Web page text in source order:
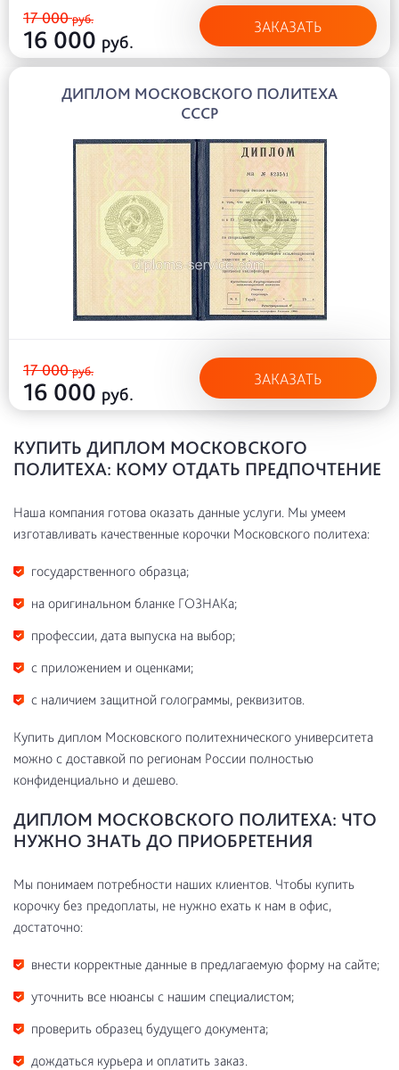
17 000руб.
16 000 руб.
ЗАКАЗАТЬ
ДИПЛОМ МОСКОВСКОГО ПОЛИТЕХА
СССР
17 000руб.
16 000 руб.
ЗАКАЗАТЬ
КУПИТЬ ДИПЛОМ МОСКОВСКОГО
ПОЛИТЕХА: КОМУ ОТДАТЬ ПРЕДПОЧТЕНИЕ
Наша компания готова оказать данные услуги. Мы умеем
изготавливать качественные корочки Московского политеха:
государственного образца;
на оригинальном бланке ГОЗНАКа;
профессии, дата выпуска на выбор;
с приложением и оценками;
с наличием защитной голограммы, реквизитов.
Купить диплом Московского политехнического университета
можно с доставкой по регионам России полностью
конфиденциально и дешево.
ДИПЛОМ МОСКОВСКОГО ПОЛИТЕХА: ЧТО
НУЖНО ЗНАТЬ ДО ПРИОБРЕТЕНИЯ
Мы понимаем потребности наших клиентов. Чтобы купить
корочку без предоплаты, не нужно ехать к нам в офис,
достаточно:
внести корректные данные в предлагаемую форму на сайте;
уточнить все нюансы с нашим специалистом;
проверить образец будущего документа;
дождаться курьера и оплатить заказ.